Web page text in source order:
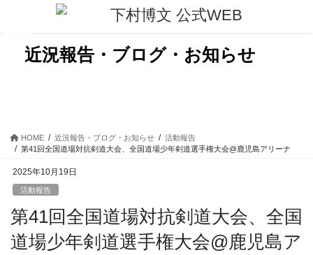
近況報告・ブログ・お知らせ
HOME 近況報告・ブログ・お知らせ
活動報告
第41回全国道場対抗剣道大会、全国道場少年剣道選手権大会@鹿児島アリーナ
2025年10月19日
活動報告
第41回全国道場対抗剣道大会、全国
道場少年剣道選手権大会@鹿児島ア